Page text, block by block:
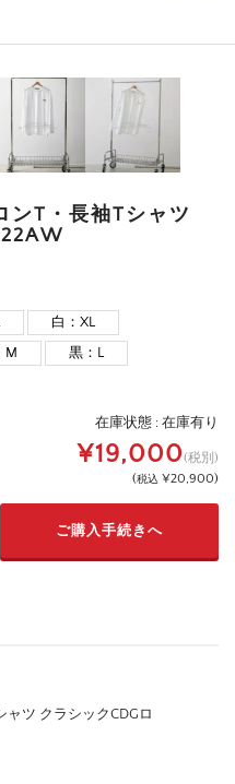
ンT・長袖Tシャツ
白：XL
M
黒：L
在庫状態 : 在庫有り
¥19,000(税別)
(税込 ¥20,900)
ャツ クラシックCDGロ